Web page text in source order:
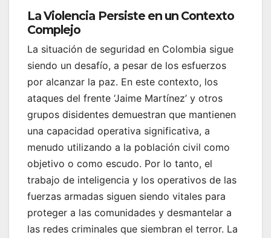
La Violencia Persiste en un Contexto
Complejo
La situación de seguridad en Colombia sigue
siendo un desafío, a pesar de los esfuerzos
por alcanzar la paz. En este contexto, los
ataques del frente ‘Jaime Martínez’ y otros
grupos disidentes demuestran que mantienen
una capacidad operativa significativa, a
menudo utilizando a la población civil como
objetivo o como escudo. Por lo tanto, el
trabajo de inteligencia y los operativos de las
fuerzas armadas siguen siendo vitales para
proteger a las comunidades y desmantelar a
las redes criminales que siembran el terror. La